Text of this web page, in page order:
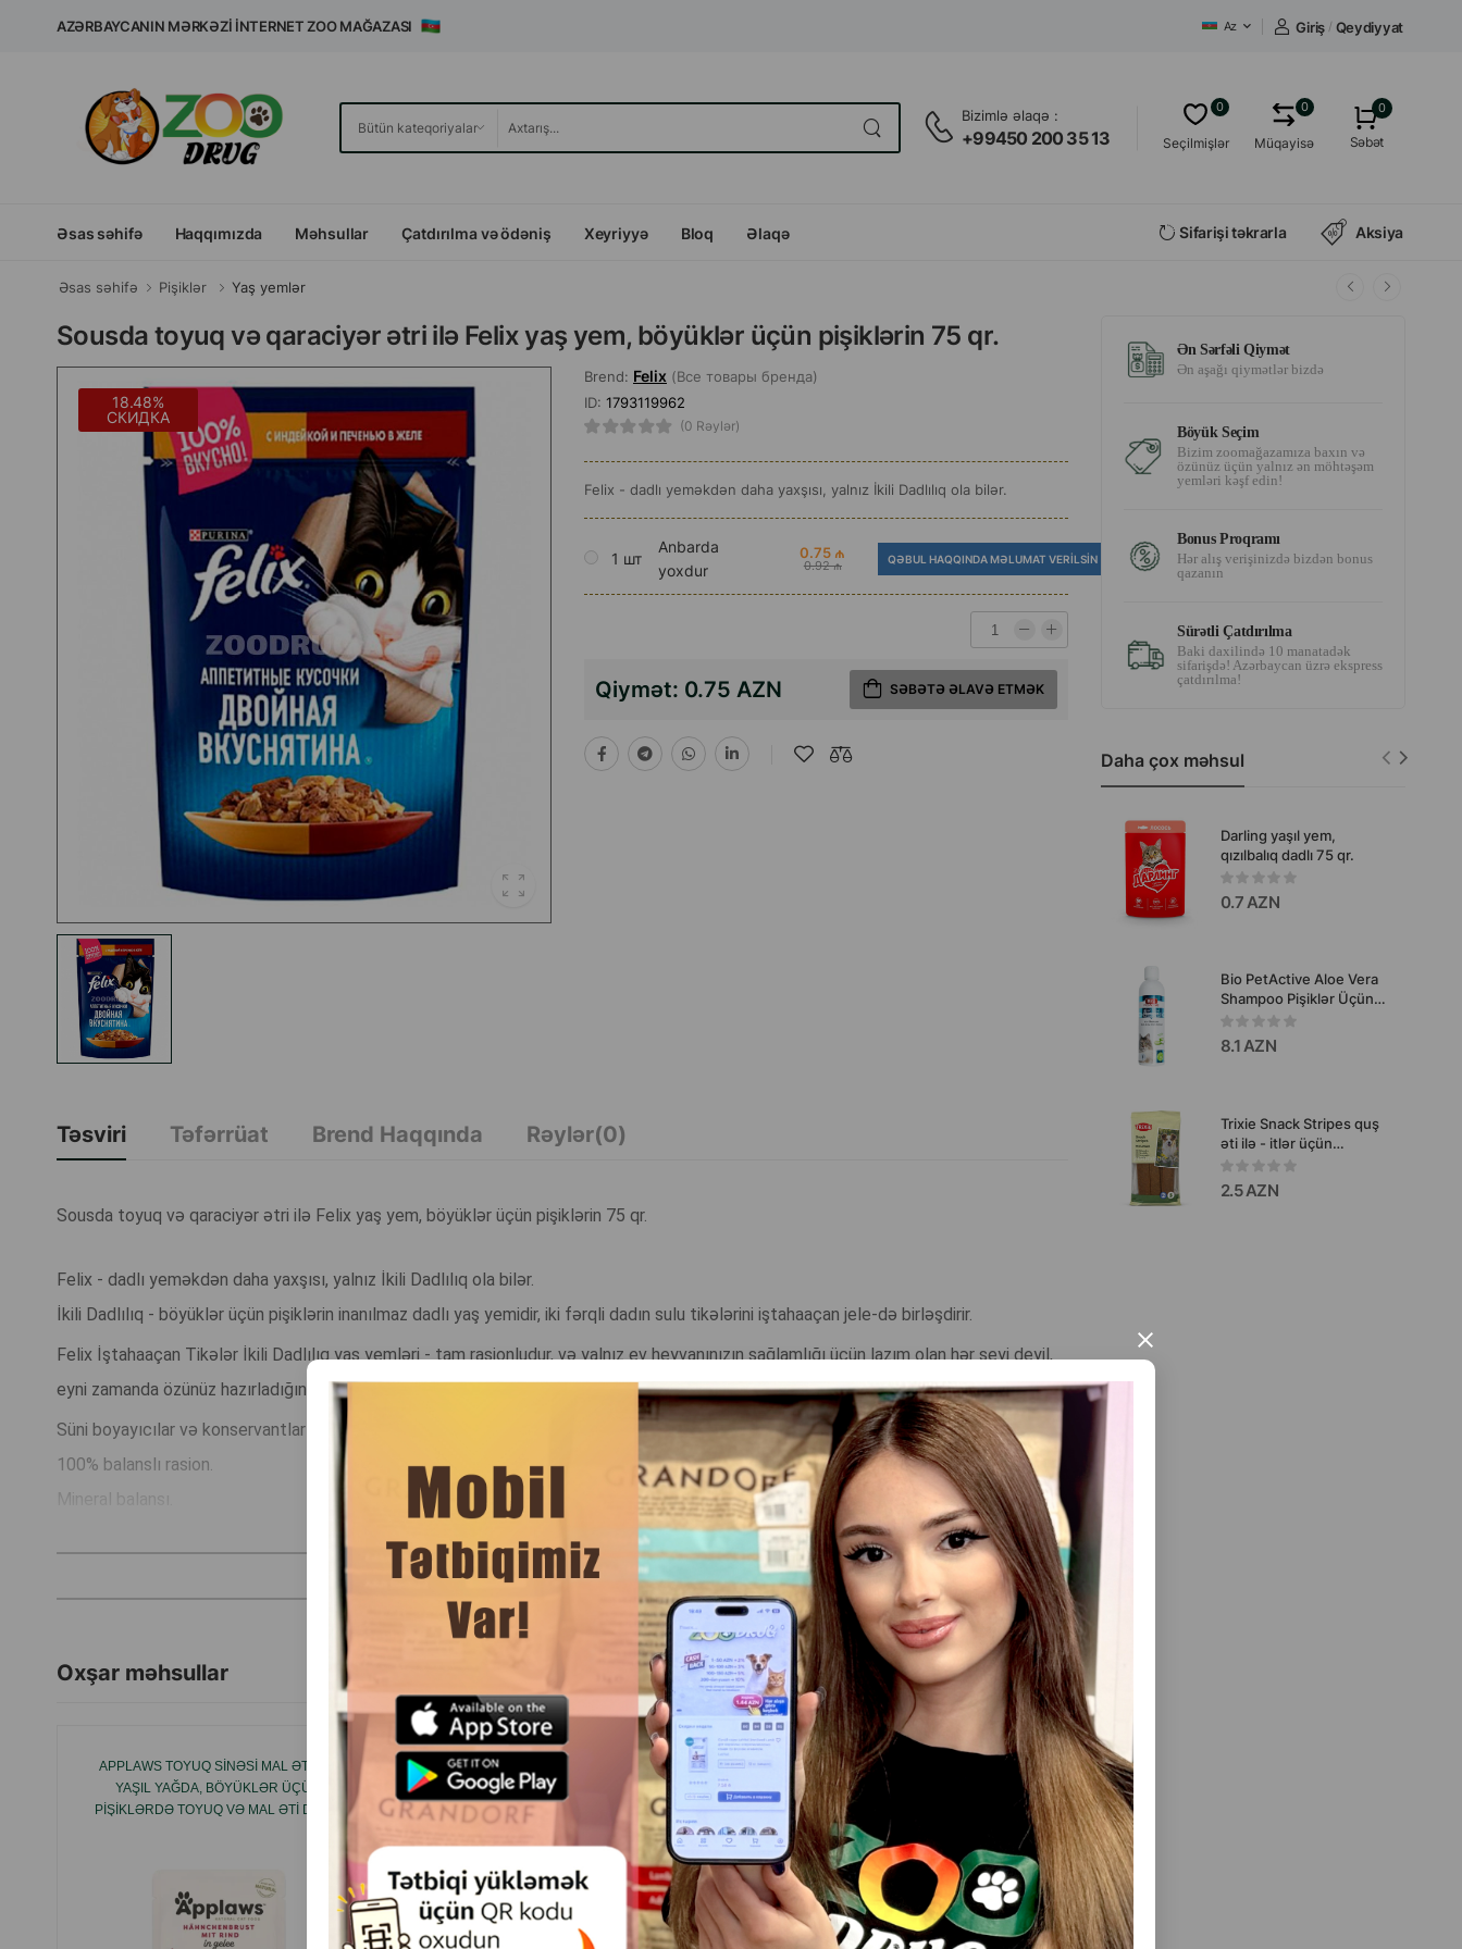
×
AZƏRBAYCANIN MƏRKƏZI İNTERNET ZOO MAĞAZASI Az Giriş / Qeydiyyat
Bizimlə əlaqə :
+99450 200 35 13 Seçilmişlər
0
Müqayisə
0 0
Səbət
Əsas səhifə Haqqımızda Məhsullar Çatdırılma və ödəniş Xeyriyyə Bloq Əlaqə Sifarişi təkrarla Aksiya
Əsas səhifə Pişiklər Yaş yemlər
Sousda toyuq və qaraciyər ətri ilə Felix yaş yem, böyüklər üçün pişiklərin 75 qr.
18.48%
СКИДКА
Brend: Felix (Все товары бренда)
ID: 1793119962
(0 Rəylər)
Felix - dadlı yeməkdən daha yaxşısı, yalnız İkili Dadlılıq ola bilər.
1 шт
Anbarda
yoxdur
0.75 ₼
0.92 ₼ QƏBUL HAQQINDA MƏLUMAT VERILSIN
Qiymət: 0.75 AZN SƏBƏTƏ ƏLAVƏ ETMƏK
Təsviri Təfərrüat Brend Haqqında Rəylər(0)
Sousda toyuq və qaraciyər ətri ilə Felix yaş yem, böyüklər üçün pişiklərin 75 qr.
Felix - dadlı yeməkdən daha yaxşısı, yalnız İkili Dadlılıq ola bilər.
İkili Dadlılıq - böyüklər üçün pişiklərin inanılmaz dadlı yaş yemidir, iki fərqli dadın sulu tikələrini iştahaaçan jele-də birləşdirir.
Felix İştahaaçan Tikələr İkili Dadlılıq yaş yemləri - tam rasionludur, və yalnız ev heyvanınızın sağlamlığı üçün lazım olan hər şeyi deyil,
eyni zamanda özünüz hazırladığınız kimi iştahaaçan görünür və ətir verir.
Süni boyayıcılar və konservantlar yoxdur.
100% balanslı rasion.
DAHA ÇOX OXU
Oxşar məhsullar Hamısını Gör
APPLAWS TOYUQ SINƏSI MAL ƏTI ILƏ
YAŞIL YAĞDA, BÖYÜKLƏR ÜÇÜN
PIŞIKLƏRDƏ TOYUQ VƏ MAL ƏTI DADLI
ROYAL FOOD CAT YAŞIL YEM YETKIN
PIŞIKLƏR ÜÇÜN, MAL ƏTI PASTASI ILƏ 75
CLUB 4 PAWS PREMIUM — BÖYÜK
PIŞIKLƏR ÜÇÜN SOUSDA YAŞ YEM
ASSORTI, 6×80 Q (TOYUQ, QUZU ƏTI,
SKUMBRIYA)
ALPHAPET WOW PIŞIK ƏTI ÖRDƏK VƏ
HƏSSAS HƏZMƏ MALIK PIŞIKLƏRI 80 QR.
Ən Sərfəli Qiymət
Ən aşağı qiymətlər bizdə
Böyük Seçim
Bizim zoomağazamıza baxın və
özünüz üçün yalnız ən möhtəşəm
yemləri kəşf edin!
Bonus Proqramı
Hər alış verişinizdə bizdən bonus
qazanın
Sürətli Çatdırılma
Baki daxilində 10 manatadək
sifarişdə! Azərbaycan üzrə ekspress
çatdırılma!
Daha çox məhsul
Darling yaşıl yem,
qızılbalıq dadlı 75 qr.
0.7 AZN
Bio PetActive Aloe Vera
Shampoo Pişiklər Üçün
Aloe Vera Ekstraktı ilə
Şampun 250 ml.
8.1 AZN
Trixie Snack Stripes quş
əti ilə - itlər üçün
qəlyanaltıdır.
2.5 AZN